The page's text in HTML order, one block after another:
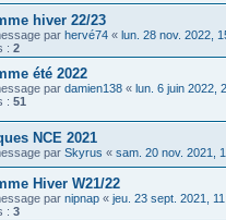
hiver 22/23
par hervé74 « lun. 28 nov. 2022,
: 2
été 2022
par damien138 « lun. 6 juin 2022,
: 51
NCE 2021
par Skyrus « sam. 20 nov. 2021,
Hiver W21/22
par nipnap « jeu. 23 sept. 2021,
: 3